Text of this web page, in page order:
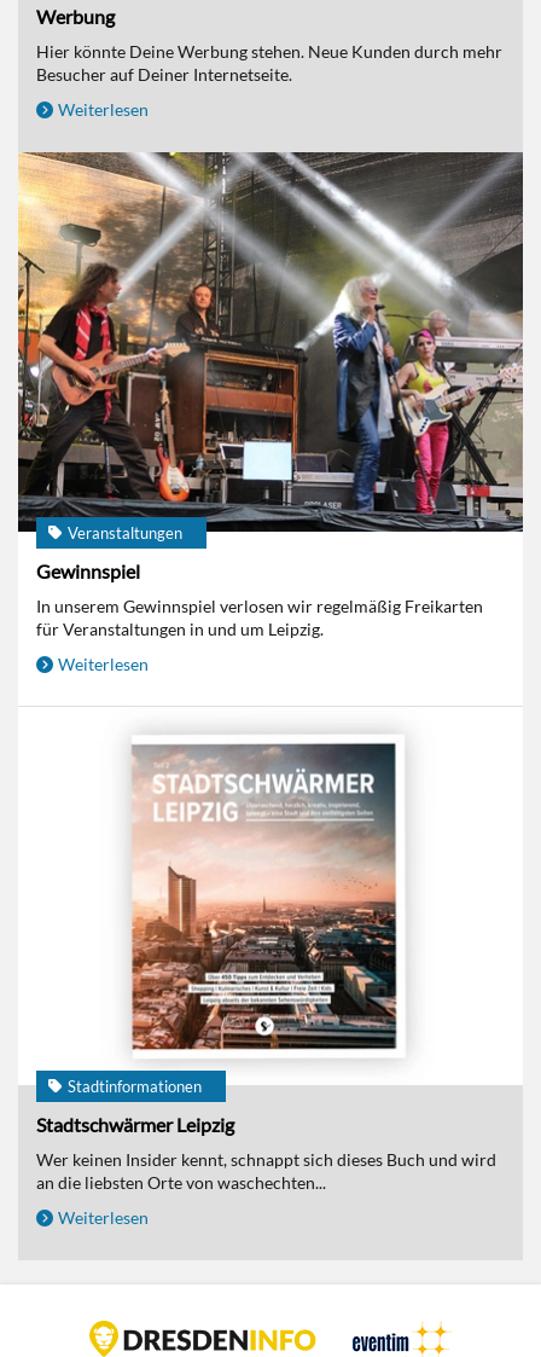
Werbung
Hier könnte Deine Werbung stehen. Neue Kunden durch mehr
Besucher auf Deiner Internetseite.
Weiterlesen
Veranstaltungen
Gewinnspiel
In unserem Gewinnspiel verlosen wir regelmäßig Freikarten
für Veranstaltungen in und um Leipzig.
Weiterlesen
Stadtinformationen
Stadtschwärmer Leipzig
Wer keinen Insider kennt, schnappt sich dieses Buch und wird
an die liebsten Orte von waschechten...
Weiterlesen